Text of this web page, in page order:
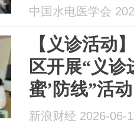
中国水电医学会
【义诊活动
区开展“义诊
蜜’防线”活动
新浪财经 2026-06-